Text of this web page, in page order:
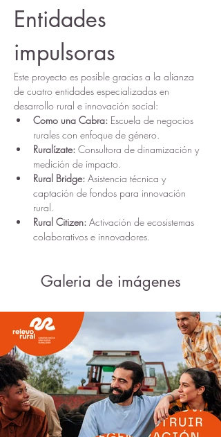
Entidades
impulsoras
Este proyecto es posible gracias a la alianza
de cuatro entidades especializadas en
desarrollo rural e innovación social:
Como una Cabra: Escuela de negocios
rurales con enfoque de género.
Ruralízate: Consultora de dinamización y
medición de impacto.
Rural Bridge: Asistencia técnica y
captación de fondos para innovación
rural.
Rural Citizen: Activación de ecosistemas
colaborativos e innovadores.
Galeria de imágenes